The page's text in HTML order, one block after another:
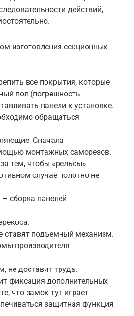
действий,
изготовления секционных
все покрытия, которые
пол (погрешность
панели к установке.
обращаться
Сначала
монтажных саморезов.
тем, чтобы «рельсы»
случае полотно не
сборка панелей
ставят подъемный механизм.
производителя
не доставит труда.
фиксация дополнительных
что замок тут играет
защитная функция